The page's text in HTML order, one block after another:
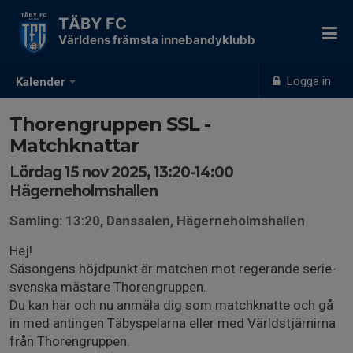
Kalender Logga in
TÄBY FC
Världens främsta innebandyklubb
Thorengruppen SSL -
Matchknattar
Lördag 15 nov 2025, 13:20-14:00
Hägerneholmshallen
Samling: 13:20, Danssalen, Hägerneholmshallen
Hej!
Säsongens höjdpunkt är matchen mot regerande serie-
svenska mästare Thorengruppen.
Du kan här och nu anmäla dig som matchknatte och gå
in med antingen Täbyspelarna eller med Världstjärnirna
från Thorengruppen.